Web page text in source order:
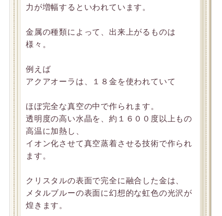
力が増幅するといわれています。
金属の種類によって、出来上がるものは
様々。
例えば
アクアオーラは、１８金を使われていて
ほぼ完全な真空の中で作られます。
透明度の高い水晶を、約１６００度以上もの
高温に加熱し、
イオン化させて真空蒸着させる技術で作られ
ます。
クリスタルの表面で完全に融合した金は、
メタルブルーの表面に幻想的な虹色の光沢が
煌きます。